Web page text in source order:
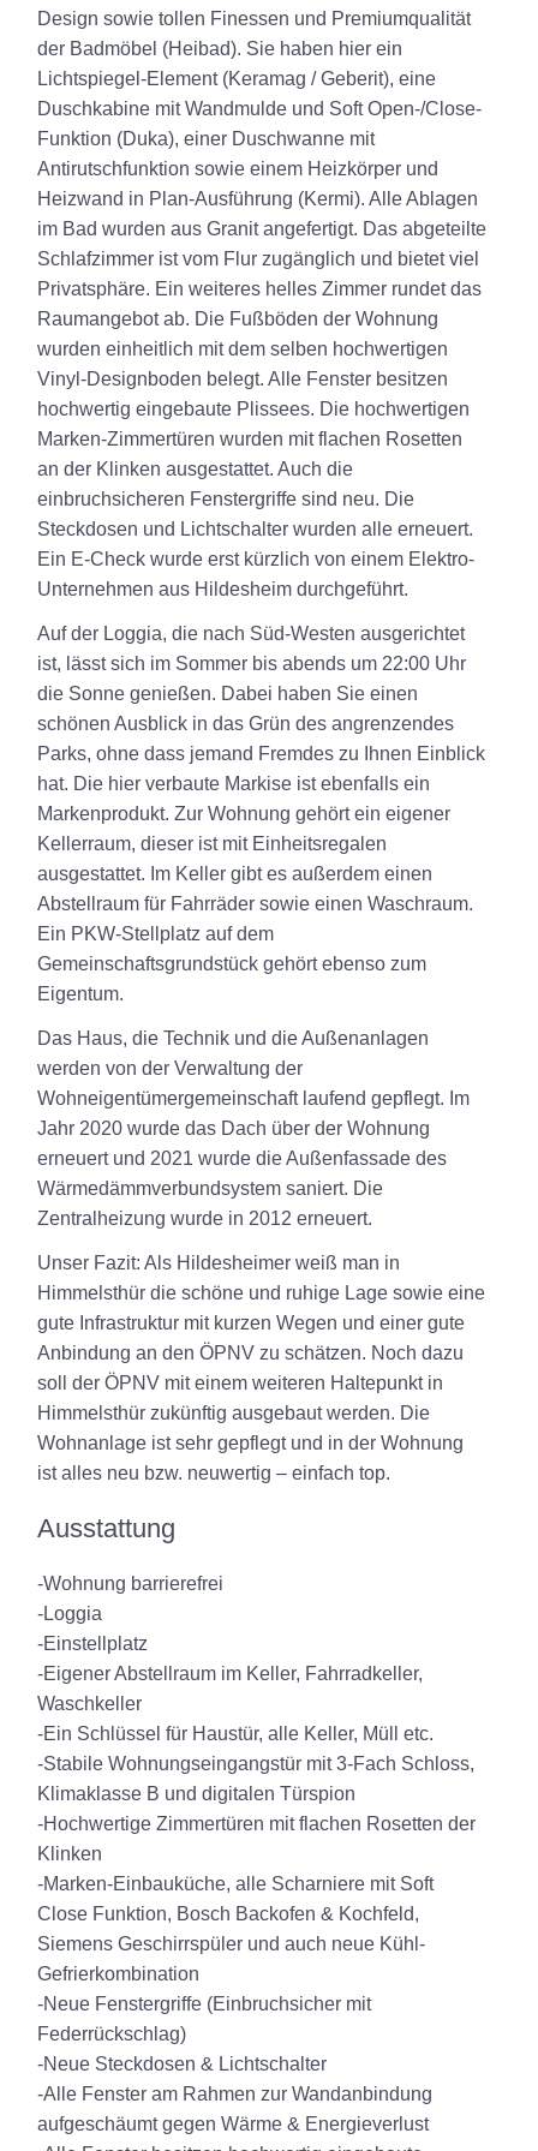
Design sowie tollen Finessen und Premiumqualität
der Badmöbel (Heibad). Sie haben hier ein
Lichtspiegel-Element (Keramag / Geberit), eine
Duschkabine mit Wandmulde und Soft Open-/Close-
Funktion (Duka), einer Duschwanne mit
Antirutschfunktion sowie einem Heizkörper und
Heizwand in Plan-Ausführung (Kermi). Alle Ablagen
im Bad wurden aus Granit angefertigt. Das abgeteilte
Schlafzimmer ist vom Flur zugänglich und bietet viel
Privatsphäre. Ein weiteres helles Zimmer rundet das
Raumangebot ab. Die Fußböden der Wohnung
wurden einheitlich mit dem selben hochwertigen
Vinyl-Designboden belegt. Alle Fenster besitzen
hochwertig eingebaute Plissees. Die hochwertigen
Marken-Zimmertüren wurden mit flachen Rosetten
an der Klinken ausgestattet. Auch die
einbruchsicheren Fenstergriffe sind neu. Die
Steckdosen und Lichtschalter wurden alle erneuert.
Ein E-Check wurde erst kürzlich von einem Elektro-
Unternehmen aus Hildesheim durchgeführt.
Auf der Loggia, die nach Süd-Westen ausgerichtet
ist, lässt sich im Sommer bis abends um 22:00 Uhr
die Sonne genießen. Dabei haben Sie einen
schönen Ausblick in das Grün des angrenzendes
Parks, ohne dass jemand Fremdes zu Ihnen Einblick
hat. Die hier verbaute Markise ist ebenfalls ein
Markenprodukt. Zur Wohnung gehört ein eigener
Kellerraum, dieser ist mit Einheitsregalen
ausgestattet. Im Keller gibt es außerdem einen
Abstellraum für Fahrräder sowie einen Waschraum.
Ein PKW-Stellplatz auf dem
Gemeinschaftsgrundstück gehört ebenso zum
Eigentum.
Das Haus, die Technik und die Außenanlagen
werden von der Verwaltung der
Wohneigentümergemeinschaft laufend gepflegt. Im
Jahr 2020 wurde das Dach über der Wohnung
erneuert und 2021 wurde die Außenfassade des
Wärmedämmverbundsystem saniert. Die
Zentralheizung wurde in 2012 erneuert.
Unser Fazit: Als Hildesheimer weiß man in
Himmelsthür die schöne und ruhige Lage sowie eine
gute Infrastruktur mit kurzen Wegen und einer gute
Anbindung an den ÖPNV zu schätzen. Noch dazu
soll der ÖPNV mit einem weiteren Haltepunkt in
Himmelsthür zukünftig ausgebaut werden. Die
Wohnanlage ist sehr gepflegt und in der Wohnung
ist alles neu bzw. neuwertig – einfach top.
Ausstattung
-Wohnung barrierefrei
-Loggia
-Einstellplatz
-Eigener Abstellraum im Keller, Fahrradkeller,
Waschkeller
-Ein Schlüssel für Haustür, alle Keller, Müll etc.
-Stabile Wohnungseingangstür mit 3-Fach Schloss,
Klimaklasse B und digitalen Türspion
-Hochwertige Zimmertüren mit flachen Rosetten der
Klinken
-Marken-Einbauküche, alle Scharniere mit Soft
Close Funktion, Bosch Backofen & Kochfeld,
Siemens Geschirrspüler und auch neue Kühl-
Gefrierkombination
-Neue Fenstergriffe (Einbruchsicher mit
Federrückschlag)
-Neue Steckdosen & Lichtschalter
-Alle Fenster am Rahmen zur Wandanbindung
aufgeschäumt gegen Wärme & Energieverlust